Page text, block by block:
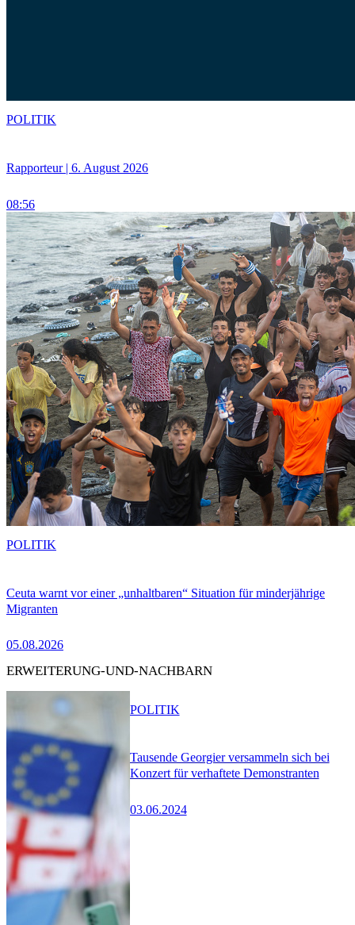
Rapporteur | 6. August 2026
08:56
POLITIK
Ceuta warnt vor einer „unhaltbaren“ Situation für minderjährige
Migranten
05.08.2026
POLITIK
ERWEITERUNG-UND-NACHBARN
Tausende Georgier versammeln sich bei
Konzert für verhaftete Demonstranten
03.06.2024
POLITIK